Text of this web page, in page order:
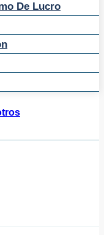
De Lucro